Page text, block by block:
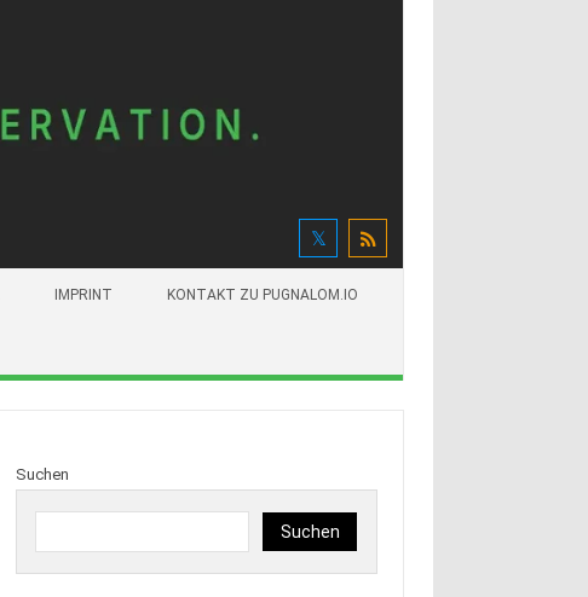
IMPRINT KONTAKT ZU PUGNALOM.IO
Suchen
Suchen